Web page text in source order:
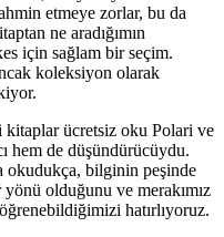
etmeye zorlar, bu da
ne aradığımın
için sağlam bir seçim.
koleksiyon olarak
ücretsiz oku Polari ve
hem de düşündürücüydu.
okudukça, bilginin peşinde
olduğunu ve merakımız
hatırlıyoruz.